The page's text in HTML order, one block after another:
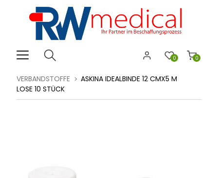
0
0
VERBANDSTOFFE
ASKINA IDEALBINDE 12 CMX5 M
LOSE 10 STÜCK